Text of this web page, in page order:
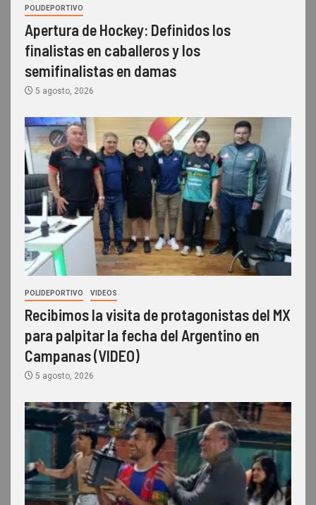
POLIDEPORTIVO
Apertura de Hockey: Definidos los
finalistas en caballeros y los
semifinalistas en damas
5 agosto, 2026
POLIDEPORTIVO VIDEOS
Recibimos la visita de protagonistas del MX
para palpitar la fecha del Argentino en
Campanas (VIDEO)
5 agosto, 2026